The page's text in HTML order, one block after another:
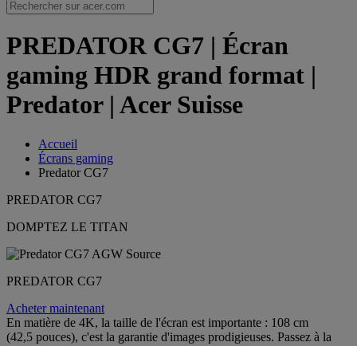
PREDATOR CG7 | Écran
gaming HDR grand format |
Predator | Acer Suisse
Accueil
Écrans gaming
Predator CG7
PREDATOR CG7
DOMPTEZ LE TITAN
PREDATOR CG7
Acheter maintenant
En matière de 4K, la taille de l'écran est importante : 108 cm
(42,5 pouces), c'est la garantie d'images prodigieuses. Passez à la